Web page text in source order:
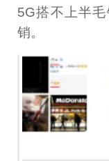
5G搭不上半
销。